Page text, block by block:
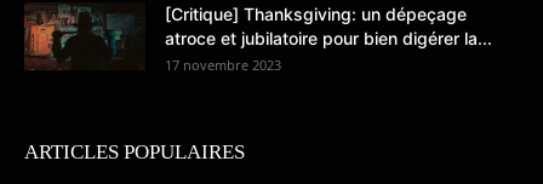
[Critique] Thanksgiving: un dépeçage
atroce et jubilatoire pour bien digérer la...
17 novembre 2023
ARTICLES POPULAIRES